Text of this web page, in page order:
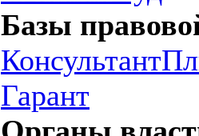
Базы
Гарант